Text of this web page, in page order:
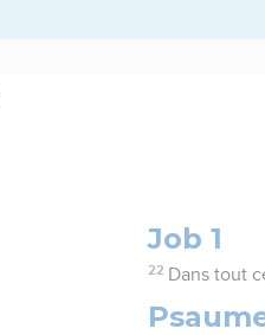
Job 1
22 Dans tout